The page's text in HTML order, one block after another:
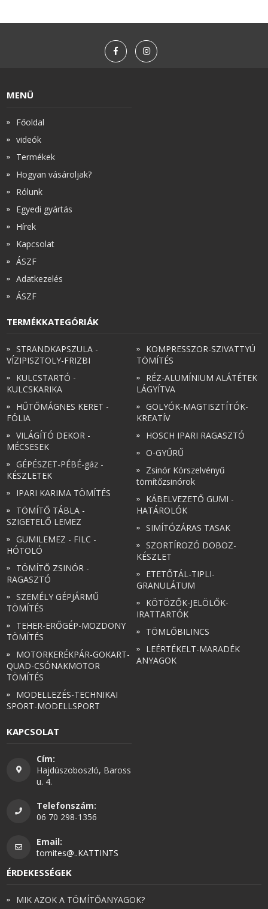
MENÜ
Főoldal
videók
Termékek
Hogyan vásároljak?
Rólunk
Egyedi gyártás
Hírek
Kapcsolat
ÁSZF
Adatkezelés
ÁSZF
TERMÉKKATEGÓRIÁK
STRANDKAPSZULA -
VÍZIPISZTOLY-FRIZBI
KULCSTARTÓ -
KULCSKARIKA
HŰTŐMÁGNES KERET -
FÓLIA
VILÁGÍTÓ DEKOR -
MÉCSESEK
GÉPÉSZET-PÉBÉ-gáz -
KÉSZLETEK
IPARI KARIMA TÖMÍTÉS
TÖMÍTŐ TÁBLA -
SZIGETELŐ LEMEZ
GUMILEMEZ - FILC -
HÓTOLÓ
TÖMÍTŐ ZSINÓR -
RAGASZTÓ
SZEMÉLY GÉPJÁRMŰ
TÖMÍTÉS
TEHER-ERŐGÉP-MOZDONY
TÖMÍTÉS
MOTORKERÉKPÁR-GOKART-
QUAD-CSÓNAKMOTOR
TÖMÍTÉS
MODELLEZÉS-TECHNIKAI
SPORT-MODELLSPORT
KOMPRESSZOR-SZIVATTYÚ
TÖMÍTÉS
RÉZ-ALUMÍNIUM ALÁTÉTEK
LÁGYÍTVA
GOLYÓK-MAGTISZTÍTÓK-
KREATÍV
HOSCH IPARI RAGASZTÓ
O-GYŰRŰ
Zsinór Körszelvényű
tömítőzsinórok
KÁBELVEZETŐ GUMI -
HATÁROLÓK
SIMÍTÓZÁRAS TASAK
SZORTÍROZÓ DOBOZ-
KÉSZLET
ETETŐTÁL-TIPLI-
GRANULÁTUM
KÖTÖZŐK-JELÖLŐK-
IRATTARTÓK
TÖMLŐBILINCS
LEÉRTÉKELT-MARADÉK
ANYAGOK
KAPCSOLAT
Cím:
Hajdúszoboszló, Baross
u. 4.
Telefonszám:
06 70 298-1356
Email:
tomites@..KATTINTS
ÉRDEKESSÉGEK
MIK AZOK A TÖMÍTŐANYAGOK?